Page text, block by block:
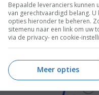
spelcomputer. Maar
Bepaalde leveranciers kunnen
van gerechtvaardigd belang.
opties hieronder te beheren.
sitemenu naar een link om uw
via de privacy- en cookie-
Meer opties